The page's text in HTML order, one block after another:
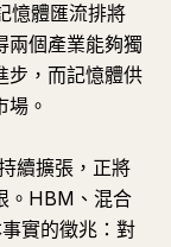
憶體匯流排將
兩個產業能夠獨
步，而記憶體供
。
續擴張，正將
。HBM、混合
實的徵兆：對